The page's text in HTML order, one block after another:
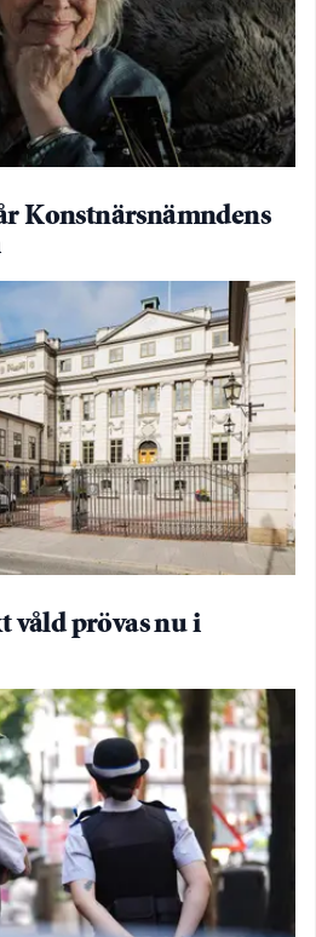
Konstnärsnämndens
våld prövas nu i